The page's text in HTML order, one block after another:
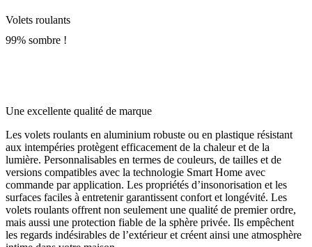
Volets roulants
99% sombre !
Une excellente qualité de marque
Les volets roulants en aluminium robuste ou en plastique résistant
aux intempéries protègent efficacement de la chaleur et de la
lumière. Personnalisables en termes de couleurs, de tailles et de
versions compatibles avec la technologie Smart Home avec
commande par application. Les propriétés d’insonorisation et les
surfaces faciles à entretenir garantissent confort et longévité. Les
volets roulants offrent non seulement une qualité de premier ordre,
mais aussi une protection fiable de la sphère privée. Ils empêchent
les regards indésirables de l’extérieur et créent ainsi une atmosphère